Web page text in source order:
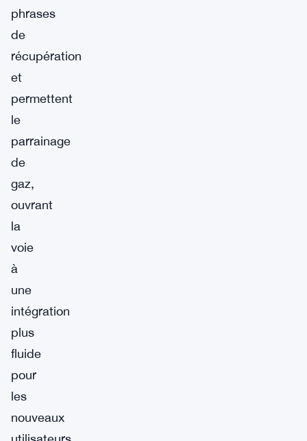
phrases
de
récupération
et
permettent
le
parrainage
de
gaz,
ouvrant
la
voie
à
une
intégration
plus
fluide
pour
les
nouveaux